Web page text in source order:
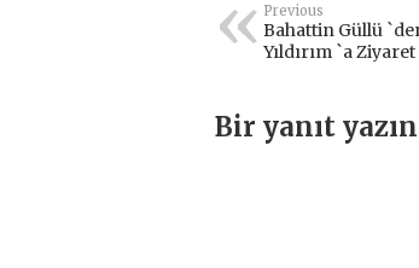
Previous
Bahattin Güllü
Yıldırım `a Ziyaret
Bir yanıt yazın